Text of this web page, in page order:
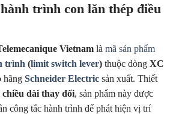
trình con lăn thép điều
Vietnam là mã sản phẩm
trình (limit switch lever) thuộc dòng XC
hãng Schneider Electric sản xuất. Thiết
chiều dài thay đổi, sản phẩm này được
công tắc hành trình để phát hiện vị trí